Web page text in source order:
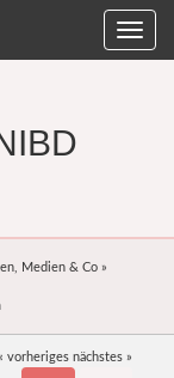
Medien & Co »
vorheriges nächstes »